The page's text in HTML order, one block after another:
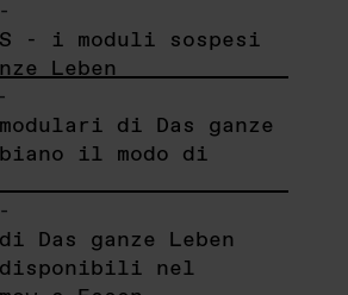
- i moduli sospesi
Leben
di Das ganze
il modo di
Das ganze Leben
disponibili nel